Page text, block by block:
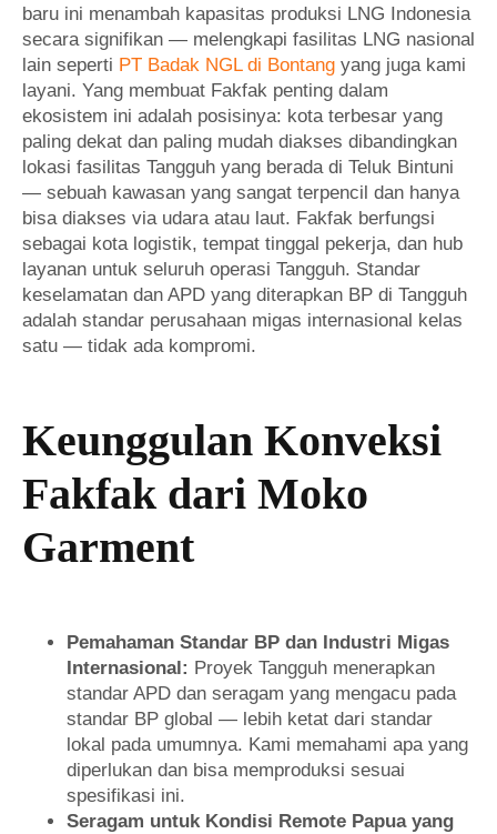
baru ini menambah kapasitas produksi LNG Indonesia
secara signifikan — melengkapi fasilitas LNG nasional
lain seperti PT Badak NGL di Bontang yang juga kami
layani. Yang membuat Fakfak penting dalam
ekosistem ini adalah posisinya: kota terbesar yang
paling dekat dan paling mudah diakses dibandingkan
lokasi fasilitas Tangguh yang berada di Teluk Bintuni
— sebuah kawasan yang sangat terpencil dan hanya
bisa diakses via udara atau laut. Fakfak berfungsi
sebagai kota logistik, tempat tinggal pekerja, dan hub
layanan untuk seluruh operasi Tangguh. Standar
keselamatan dan APD yang diterapkan BP di Tangguh
adalah standar perusahaan migas internasional kelas
satu — tidak ada kompromi.
Keunggulan Konveksi
Fakfak dari Moko
Garment
Pemahaman Standar BP dan Industri Migas
Internasional: Proyek Tangguh menerapkan
standar APD dan seragam yang mengacu pada
standar BP global — lebih ketat dari standar
lokal pada umumnya. Kami memahami apa yang
diperlukan dan bisa memproduksi sesuai
spesifikasi ini.
Seragam untuk Kondisi Remote Papua yang